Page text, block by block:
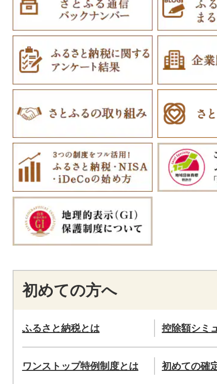
初めての方へ
ふるさと納税とは 控除額シミ
ワンストップ特例制度とは 初めての確